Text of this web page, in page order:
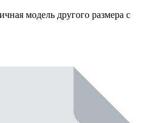
модель другого размера c